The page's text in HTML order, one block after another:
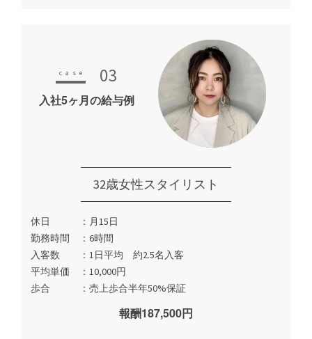
03
入社5ヶ月の給与例
32歳女性スタイリスト
休日
月15日
勤務時間
6時間
入客数
1日平均 約2.5名入客
平均単価
10,000円
歩合
売上歩合半年50%保証
報酬187,500円